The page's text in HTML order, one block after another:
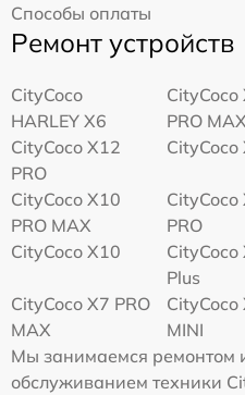
Способы оплаты
Ремонт устройств
CityCoco
HARLEY X6
CityCoco
PRO MAX
CityCoco X12
PRO
CityCoco
CityCoco X10
PRO MAX
CityCoco
PRO
CityCoco X10
CityCoco
Plus
CityCoco X7 PRO
MAX
CityCoco
MINI
Мы занимаемся ремонтом
обслуживанием техники